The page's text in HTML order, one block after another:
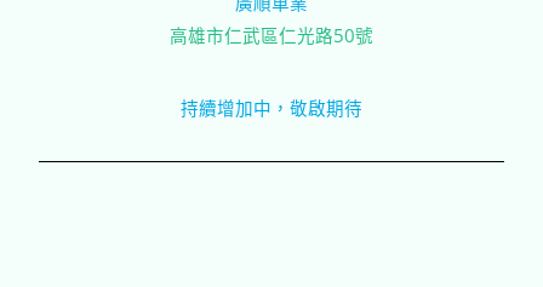
高雄市仁武區仁光路50號
持續增加中，敬啟期待